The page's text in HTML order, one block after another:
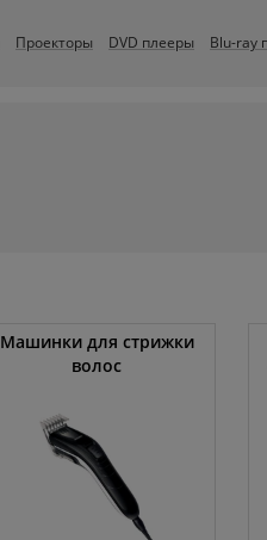
Проекторы DVD плееры
Blu-ray
Машинки для стрижки
волос